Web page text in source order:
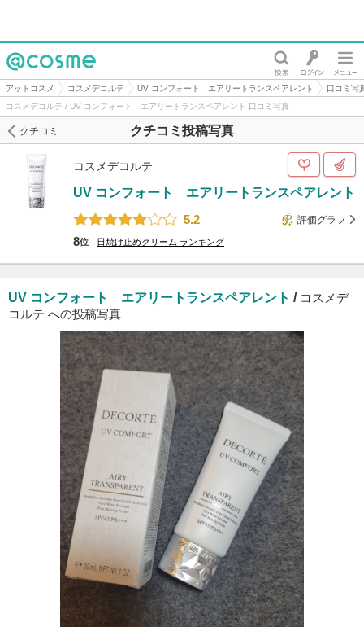
@cosme
アットコスメ コスメデコルテ UV コンフォート エアリートランスペアレント
口コミ写
コスメデコルテ / UV コンフォート エアリートランスペアレント 口コミ写真
クチコミ投稿写真
クチコミ
コスメデコルテ
UV コンフォート エアリートランスペアレント
5.2
評価グラフ
8位 日焼け止めクリーム ランキング
UV コンフォート エアリートランスペアレント / コスメデ
コルテ への投稿写真